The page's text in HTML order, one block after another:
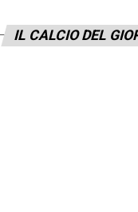
IL CALCIO DEL